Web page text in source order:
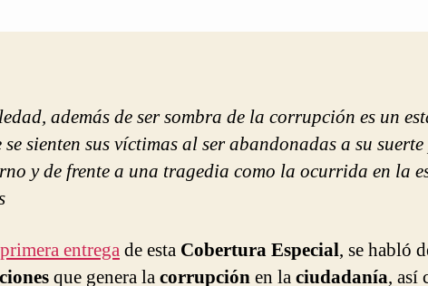
además de ser sombra de la corrupción es un
se sienten sus víctimas al ser abandonadas a su
y de frente a una tragedia como la ocurrida en la
entregade esta Cobertura Especial, se habló
que genera lacorrupciónen laciudadanía, así